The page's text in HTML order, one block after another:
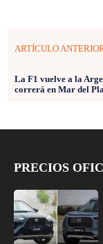
ARTÍCULO
La F1 vuelve a la
correrá en Mar del
PRECIOS